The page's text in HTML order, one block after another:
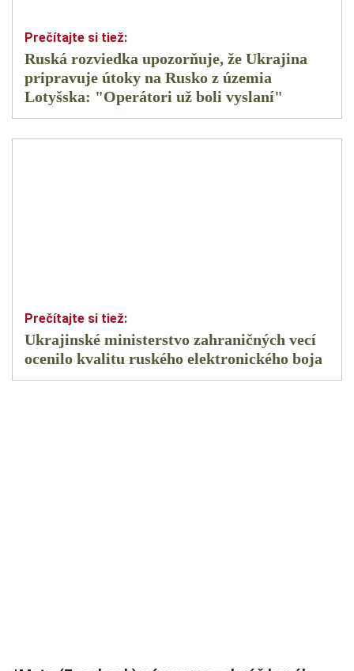
Ruská rozviedka upozorňuje, že Ukrajina
pripravuje útoky na Rusko z územia
Lotyšska: "Operátori už boli vyslaní"
Ukrajinské ministerstvo zahraničných vecí
ocenilo kvalitu ruského elektronického boja